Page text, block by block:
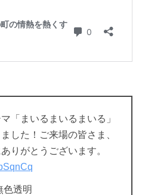
「まいるまいるまいる」
した！ご来場の皆さま、
りがとうございます。
透明